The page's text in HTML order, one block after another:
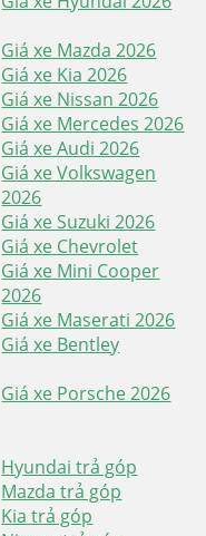
Giá xe Mazda 2026
Giá xe Kia 2026
Giá xe Nissan 2026
Giá xe Mercedes 2026
Giá xe Audi 2026
Giá xe Volkswagen
2026
Giá xe Suzuki 2026
Giá xe Chevrolet
Giá xe Mini Cooper
2026
Giá xe Maserati 2026
Giá xe Bentley
Giá xe Porsche 2026
Hyundai trả góp
Mazda trả góp
Kia trả góp